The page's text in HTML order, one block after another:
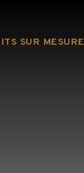
SUR MESURE